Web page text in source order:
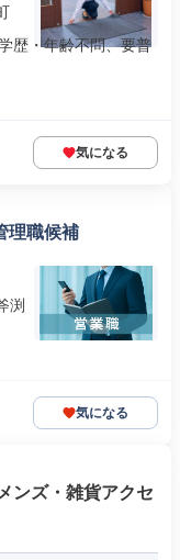
歴・年齢不問、要普
気になる
理職候補
渕
気になる
ンズ・雑貨アクセ